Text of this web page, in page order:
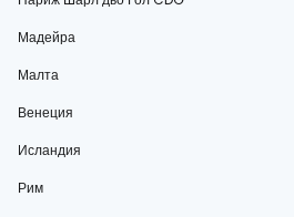
Мадейра
Малта
Венеция
Исландия
Рим